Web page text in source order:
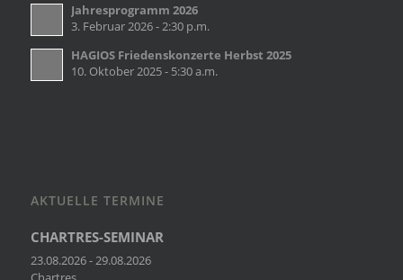
Jahresprogramm 2026
3. Februar 2026 - 2:30 p.m.
HAGIOS Friedenskonzerte Herbst 2025
10. Oktober 2025 - 5:30 a.m.
AKTUELLE TERMINE
CHARTRES-SEMINAR
23.08.2026 - 29.08.2026